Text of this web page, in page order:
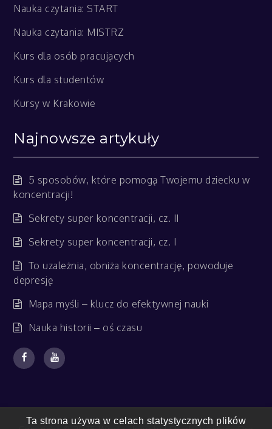
Nauka czytania: START
Nauka czytania: MISTRZ
Kurs dla osób pracujących
Kurs dla studentów
Kursy w Krakowie
Najnowsze artykuły
5 sposobów, które pomogą Twojemu dziecku w
koncentracji!
Sekrety super koncentracji, cz. II
Sekrety super koncentracji, cz. I
To uzależnia, obniża koncentrację, powoduje
depresję
Mapa myśli – klucz do efektywnej nauki
Nauka historii – oś czasu
Ta strona używa w celach statystycznych plików